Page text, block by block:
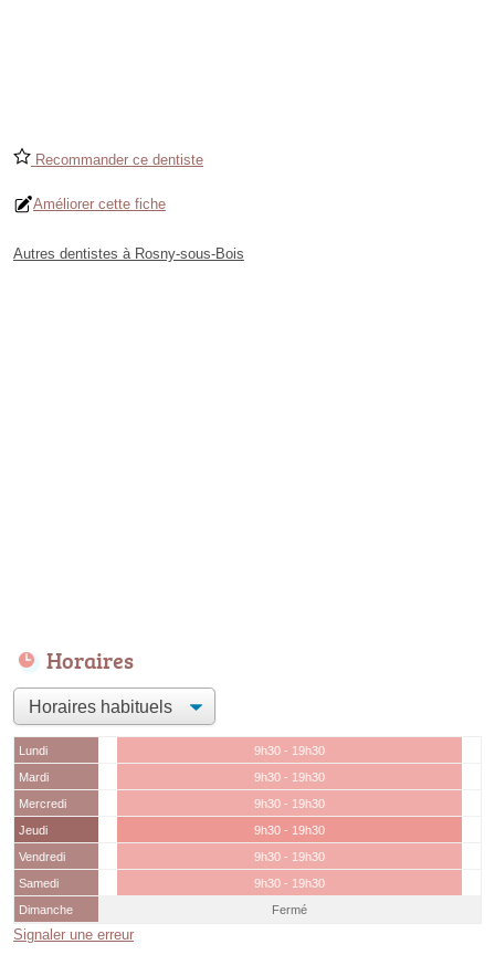
Recommander ce dentiste
Améliorer cette fiche
Autres dentistes à Rosny-sous-Bois
Horaires
Lundi
9h30 - 19h30
Mardi
9h30 - 19h30
Mercredi
9h30 - 19h30
Jeudi
9h30 - 19h30
Vendredi
9h30 - 19h30
Samedi
9h30 - 19h30
Dimanche
Fermé
Signaler une erreur